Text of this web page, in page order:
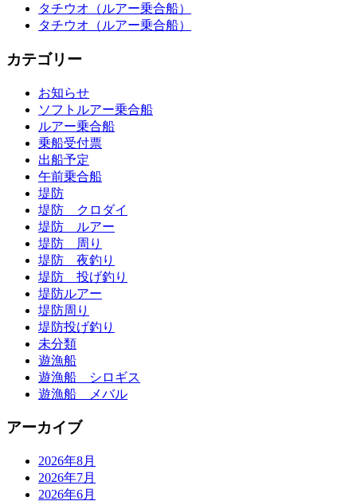
タチウオ（ルアー乗合船）
タチウオ（ルアー乗合船）
カテゴリー
お知らせ
ソフトルアー乗合船
ルアー乗合船
乗船受付票
出船予定
午前乗合船
堤防
堤防 クロダイ
堤防 ルアー
堤防 周り
堤防 夜釣り
堤防 投げ釣り
堤防ルアー
堤防周り
堤防投げ釣り
未分類
遊漁船
遊漁船 シロギス
遊漁船 メバル
アーカイブ
2026年8月
2026年7月
2026年6月